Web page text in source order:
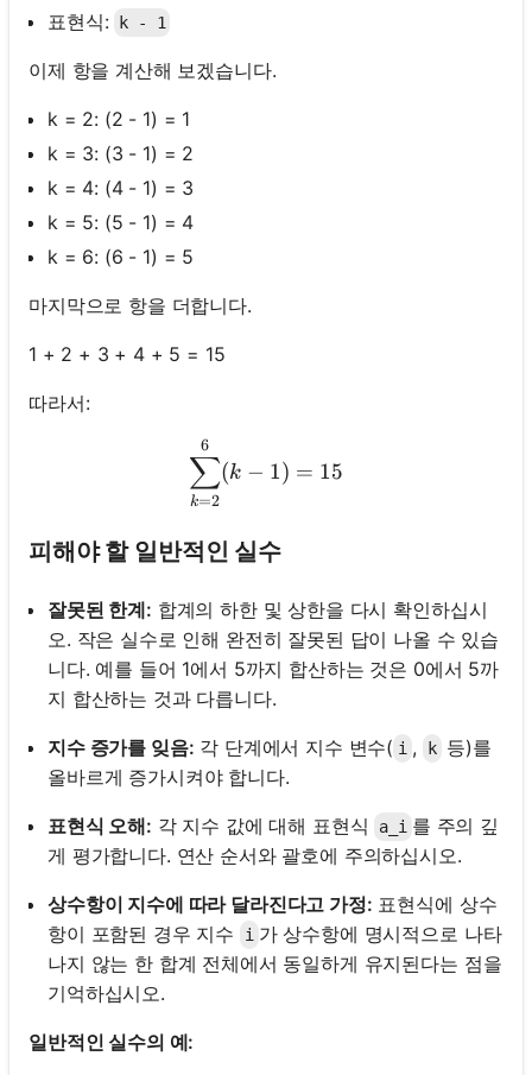
표현식:
k - 1
이제 항을 계산해 보겠습니다.
k = 2: (2 - 1) = 1
k = 3: (3 - 1) = 2
k = 4: (4 - 1) = 3
k = 5: (5 - 1) = 4
k = 6: (6 - 1) = 5
마지막으로 항을 더합니다.
1 + 2 + 3 + 4 + 5 = 15
따라서:
k=2
∑
6
(k − 1) = 15
피해야 할 일반적인 실수
잘못된 한계: 합계의 하한 및 상한을 다시 확인하십시
오. 작은 실수로 인해 완전히 잘못된 답이 나올 수 있습
니다. 예를 들어 1에서 5까지 합산하는 것은 0에서 5까
지 합산하는 것과 다릅니다.
지수 증가를 잊음: 각 단계에서 지수 변수( i , k 등)를
올바르게 증가시켜야 합니다.
표현식 오해: 각 지수 값에 대해 표현식 a_i 를 주의 깊
게 평가합니다. 연산 순서와 괄호에 주의하십시오.
상수항이 지수에 따라 달라진다고 가정: 표현식에 상수
항이 포함된 경우 지수
i 가 상수항에 명시적으로 나타
나지 않는 한 합계 전체에서 동일하게 유지된다는 점을
기억하십시오.
일반적인 실수의 예: